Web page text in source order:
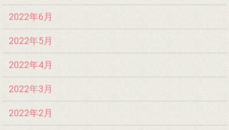
2022年6月
2022年5月
2022年4月
2022年3月
2022年2月